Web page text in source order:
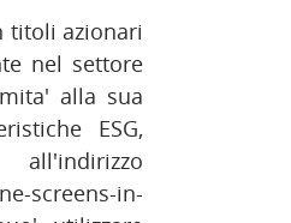
titoli azionari
nel settore
alla sua
ESG,
screens-in-